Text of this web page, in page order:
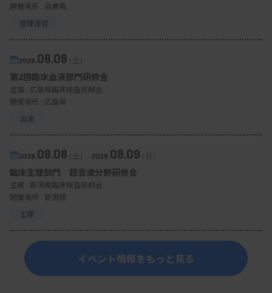
開催場所 : 兵庫県
管理運営
2026. 08.08（土）
第2回臨床血液部門研修会
主催 : 広島県臨床検査技師会
開催場所 : 広島県
血液
2026. 08.08（土） - 2026. 08.09（日）
臨床生理部門 超音波分野研修会
主催 : 新潟県臨床検査技師会
開催場所 : 新潟県
生理
イベント情報をもっと見る